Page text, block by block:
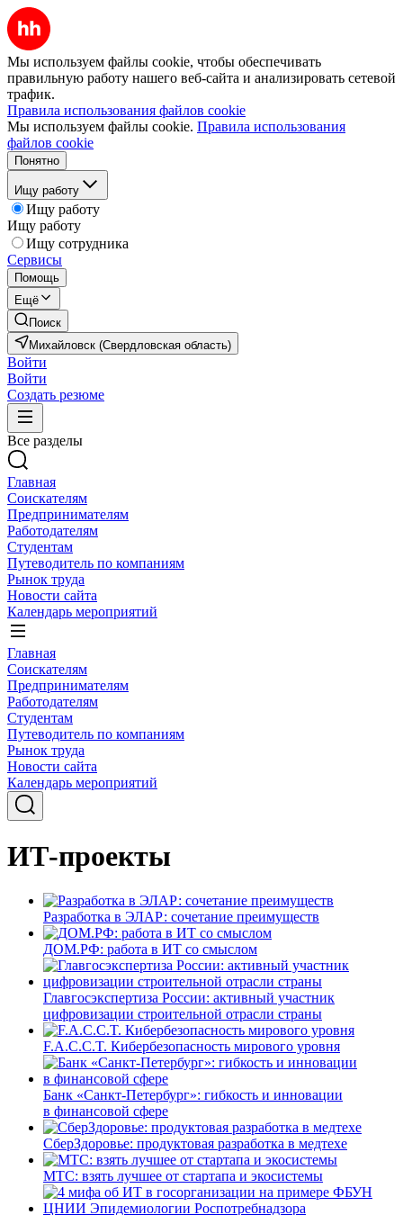
Мы используем файлы cookie, чтобы обеспечивать
правильную работу нашего веб-сайта и анализировать сетевой
трафик.
Правила использования файлов cookie
Мы используем файлы cookie. Правила использования
файлов cookie
Понятно
Ищу работу
Ищу работу
Ищу работу
Ищу сотрудника
Сервисы
Помощь
Ещё
Поиск
Михайловск (Свердловская область)
Войти
Войти
Создать резюме
Все разделы
Главная
Соискателям
Предпринимателям
Работодателям
Студентам
Путеводитель по компаниям
Рынок труда
Новости сайта
Календарь мероприятий
Главная
Соискателям
Предпринимателям
Работодателям
Студентам
Путеводитель по компаниям
Рынок труда
Новости сайта
Календарь мероприятий
ИТ-проекты
Разработка в ЭЛАР: сочетание преимуществ
ДОМ.РФ: работа в ИТ со смыслом
Главгосэкспертиза России: активный участник
цифровизации строительной отрасли страны
F.A.C.C.T. Кибербезопасность мирового уровня
Банк «Санкт-Петербург»: гибкость и инновации
в финансовой сфере
СберЗдоровье: продуктовая разработка в медтехе
МТС: взять лучшее от стартапа и экосистемы